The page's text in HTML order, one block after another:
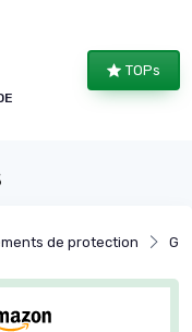
TOPs
de protection